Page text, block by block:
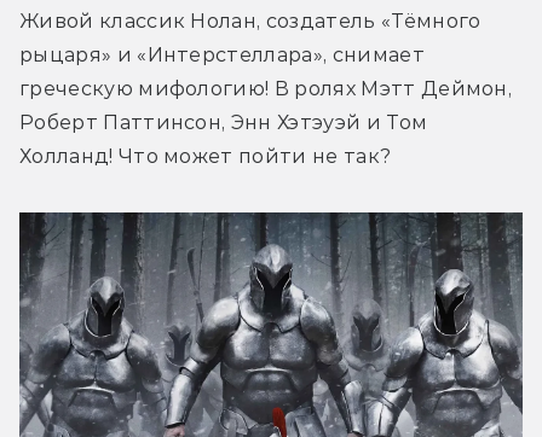
Живой классик Нолан, создатель «Тёмного
рыцаря» и «Интерстеллара», снимает
греческую мифологию! В ролях Мэтт Деймон,
Роберт Паттинсон, Энн Хэтэуэй и Том
Холланд! Что может пойти не так?